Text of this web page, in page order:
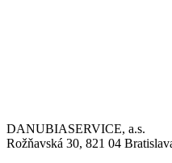
DANUBIASERVICE, a.s.
Rožňavská 30, 821 04